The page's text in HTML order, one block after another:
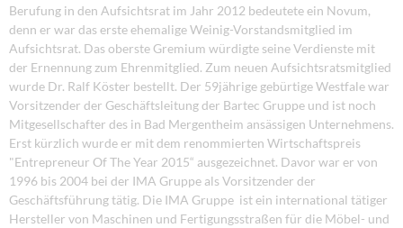
Berufung in den Aufsichtsrat im Jahr 2012 bedeutete ein Novum,
denn er war das erste ehemalige Weinig-Vorstandsmitglied im
Aufsichtsrat. Das oberste Gremium würdigte seine Verdienste mit
der Ernennung zum Ehrenmitglied. Zum neuen Aufsichtsratsmitglied
wurde Dr. Ralf Köster bestellt. Der 59jährige gebürtige Westfale war
Vorsitzender der Geschäftsleitung der Bartec Gruppe und ist noch
Mitgesellschafter des in Bad Mergentheim ansässigen Unternehmens.
Erst kürzlich wurde er mit dem renommierten Wirtschaftspreis
"Entrepreneur Of The Year 2015“ ausgezeichnet. Davor war er von
1996 bis 2004 bei der IMA Gruppe als Vorsitzender der
Geschäftsführung tätig. Die IMA Gruppe ist ein international tätiger
Hersteller von Maschinen und Fertigungsstraßen für die Möbel- und